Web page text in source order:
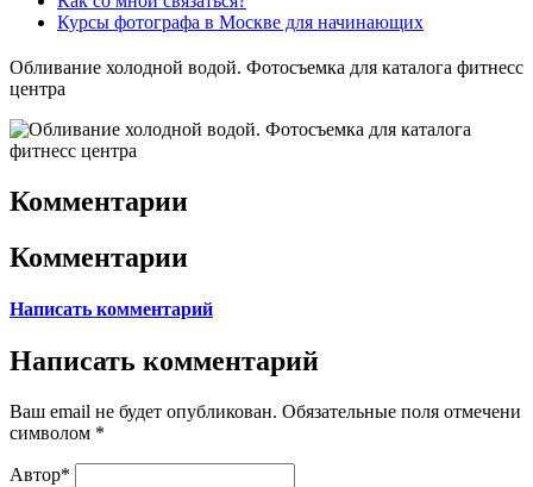
Курсы фотографа в Москве для начинающих
Обливание холодной водой. Фотосъемка для каталога фитнесс
центра
Комментарии
Комментарии
Написать комментарий
Написать комментарий
Ваш email не будет опубликован. Обязательные поля отмечени
символом *
Автор*